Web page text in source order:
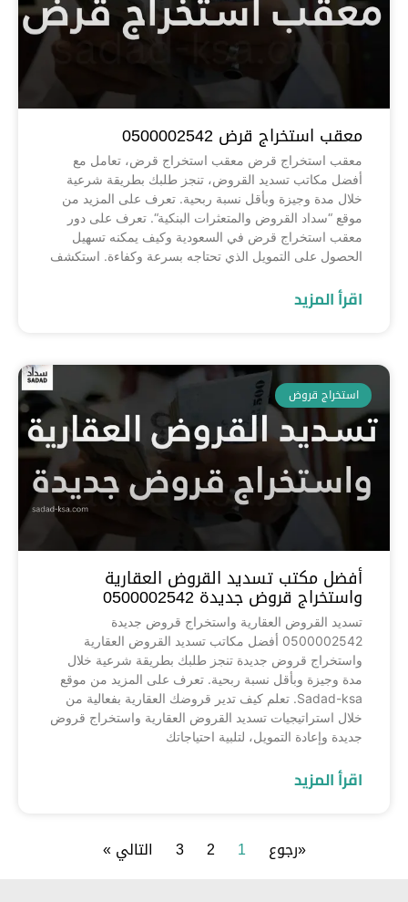
معقب استخراج قرض 0500002542
معقب استخراج قرض معقب استخراج قرض، تعامل مع
أفضل مكاتب تسديد القروض، تنجز طلبك بطريقة شرعية
خلال مدة وجيزة وبأقل نسبة ربحية. تعرف على المزيد من
موقع “سداد القروض والمتعثرات البنكية“. تعرف على دور
معقب استخراج قرض في السعودية وكيف يمكنه تسهيل
الحصول على التمويل الذي تحتاجه بسرعة وكفاءة. استكشف
اقرأ المزيد
استخراج قروض
أفضل مكتب تسديد القروض العقارية
واستخراج قروض جديدة 0500002542
تسديد القروض العقارية واستخراج قروض جديدة
0500002542 أفضل مكاتب تسديد القروض العقارية
واستخراج قروض جديدة تنجز طلبك بطريقة شرعية خلال
مدة وجيزة وبأقل نسبة ربحية. تعرف على المزيد من موقع
Sadad-ksa. تعلم كيف تدير قروضك العقارية بفعالية من
خلال استراتيجيات تسديد القروض العقارية واستخراج قروض
جديدة وإعادة التمويل، لتلبية احتياجاتك
اقرأ المزيد
«رجوع 1
2
3 التالي »